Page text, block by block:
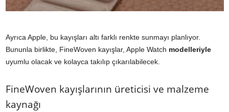
Ayrıca Apple, bu kayışları altı farklı renkte sunmayı planlıyor.
Bununla birlikte, FineWoven kayışlar, Apple Watch modelleriyle
uyumlu olacak ve kolayca takılıp çıkarılabilecek.
FineWoven kayışlarının üreticisi ve malzeme
kaynağı